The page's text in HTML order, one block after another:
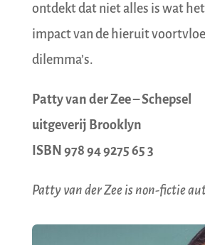
ontdekt dat niet alles is wat
impact van de hieruit
dilemma’s.
Patty van der Zee – Schepsel
uitgeverij Brooklyn
ISBN 978 94 9275 65 3
Patty van der Zee is non-fictie